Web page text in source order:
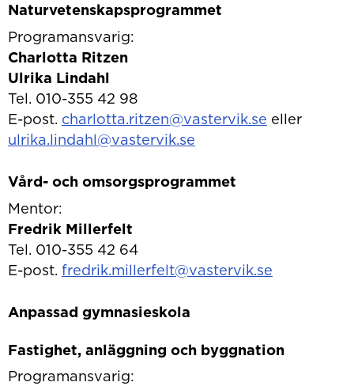
Naturvetenskapsprogrammet
Programansvarig:
Charlotta Ritzen
Ulrika Lindahl
Tel. 010-355 42 98
E-post. charlotta.ritzen@vastervik.se eller
ulrika.lindahl@vastervik.se
Vård- och omsorgsprogrammet
Mentor:
Fredrik Millerfelt
Tel. 010-355 42 64
E-post. fredrik.millerfelt@vastervik.se
Anpassad gymnasieskola
Fastighet, anläggning och byggnation
Programansvarig: